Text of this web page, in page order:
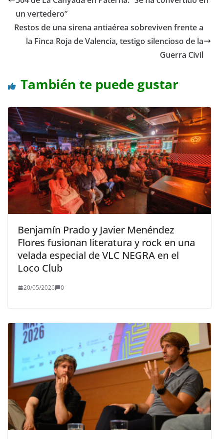
un vertedero”
Restos de una sirena antiaérea sobreviven frente a
la Finca Roja de Valencia, testigo silencioso de la
Guerra Civil
También te puede gustar
Benjamín Prado y Javier Menéndez
Flores fusionan literatura y rock en una
velada especial de VLC NEGRA en el
Loco Club
20/05/2026 0